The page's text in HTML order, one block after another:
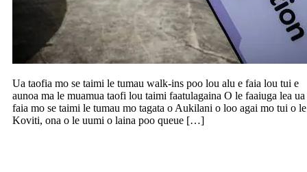
Ua taofia mo se taimi le tumau walk-ins poo lou alu e faia lou tui e
aunoa ma le muamua taofi lou taimi faatulagaina O le faaiuga lea ua
faia mo se taimi le tumau mo tagata o Aukilani o loo agai mo tui o le
Koviti, ona o le uumi o laina poo queue […]